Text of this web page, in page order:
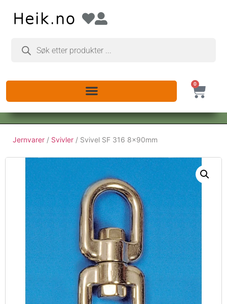
0
Jernvarer / Svivler / Svivel SF 316 8x90mm